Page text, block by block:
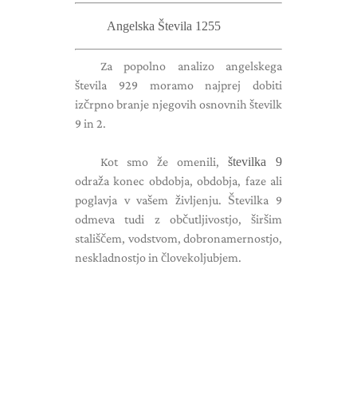
Angelska Števila 1255
Za popolno analizo angelskega
števila 929 moramo najprej dobiti
izčrpno branje njegovih osnovnih številk
9 in 2.
Kot smo že omenili, številka 9
odraža konec obdobja, obdobja, faze ali
poglavja v vašem življenju. Številka 9
odmeva tudi z občutljivostjo, širšim
stališčem, vodstvom, dobronamernostjo,
neskladnostjo in človekoljubjem.